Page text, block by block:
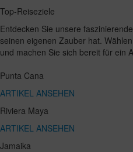
Top-Reiseziele
Entdecken Sie unsere
seinen eigenen Zauber hat.
und machen Sie sich bereit für ein
Punta Cana
ARTIKEL ANSEHEN
Riviera Maya
ARTIKEL ANSEHEN
Jamaika